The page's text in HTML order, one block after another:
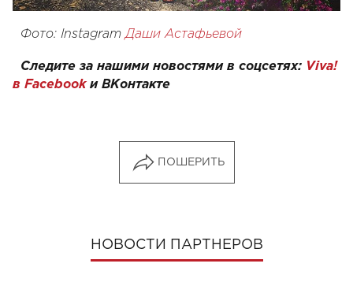
Фото: Instagram Даши Астафьевой
Следите за нашими новостями в соцсетях: Viva!
в Facebookи ВКонтакте
ПОШЕРИТЬ
НОВОСТИ ПАРТНЕРОВ